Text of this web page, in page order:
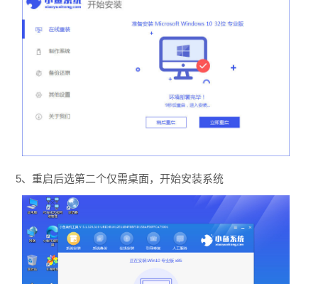
5、重启后选第二个仅需桌面，开始安装系统